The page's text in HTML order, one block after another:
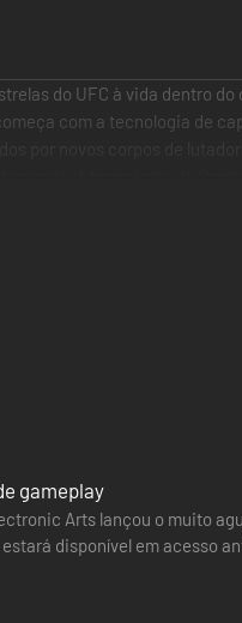
do UFC à vida dentro
com a tecnologia de
reais. A tecnologia de
realmente começas a dar
e The Legacy
ribalta. Prepara-te e luta.
estreia absoluta no EA
mais. Disponíveis no
295), Khalil Rountree (UFC
no jogo.
gameplay
Arts lançou o muito
disponível em acesso
para lançamento…